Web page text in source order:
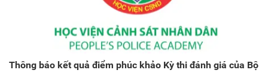
Thông báo kết quả điểm phúc khảo Kỳ thi đánh giá của Bộ